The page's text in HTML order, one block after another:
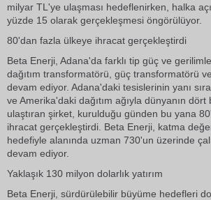
milyar TL'ye ulaşması hedeflenirken, halka
yüzde 15 olarak gerçekleşmesi öngörülüyor.
80'dan fazla ülkeye ihracat gerçekleştirdi
Beta Enerji, Adana'da farklı tip güç ve
dağıtım transformatörü, güç transformatörü
devam ediyor. Adana'daki tesislerinin yanı
ve Amerika'daki dağıtım ağıyla dünyanın
ulaştıran şirket, kurulduğu günden bu yana
ihracat gerçekleştirdi. Beta Enerji, katma
hedefiyle alanında uzman 730'un üzerinde
devam ediyor.
Yaklaşık 130 milyon dolarlık yatırım
Beta Enerji, sürdürülebilir büyüme hedefleri